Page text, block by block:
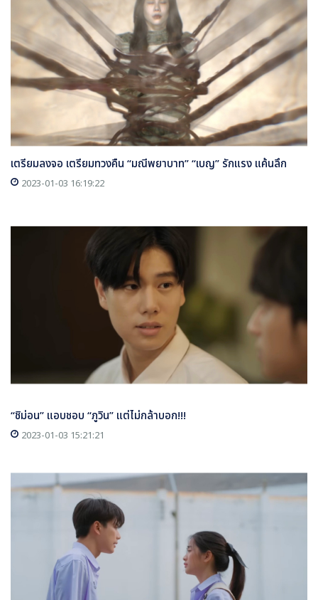
เตรียมลงจอ เตรียมทวงคืน “มณีพยาบาท” “เบญ” รักแรง แค้นลึก
2023-01-03 16:19:22
“ชิม่อน” แอบชอบ “ภูวิน” แต่ไม่กล้าบอก!!!
2023-01-03 15:21:21